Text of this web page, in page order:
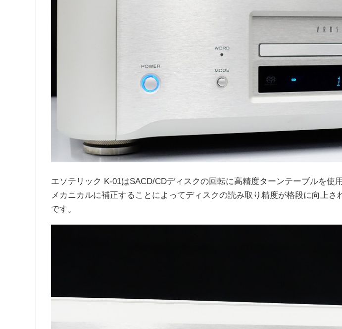
エソテリック K-01はSACD/CDディスクの回転に高精度ターンテーブルを使
メカニカルに補正することによってディスクの読み取り精度が格段に向上さ
です。